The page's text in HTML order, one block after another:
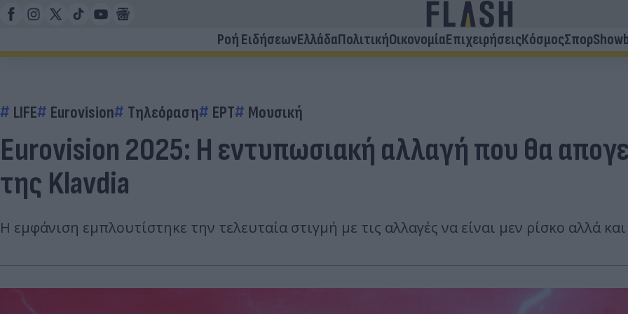
Ροή ΕιδήσεωνΕλλάδαΠολιτικήΟικονομίαΕπιχειρήσειςΚόσμοςΣπορ
LIFE Eurovision Τηλεόραση ΕΡΤ Μουσική
Eurovision 2025: Η εντυπωσιακή αλλαγή που θα
της Klavdia
Η εμφάνιση εμπλουτίστηκε την τελευταία στιγμή με τις αλλαγές να είναι μεν ρίσκο αλλά